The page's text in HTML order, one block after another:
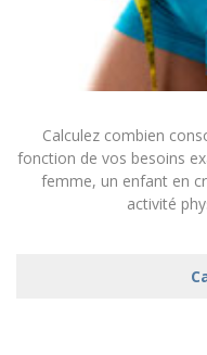
Calculez combien
fonction de vos besoins
femme, un enfant en
activité